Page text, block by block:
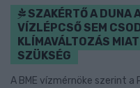
SZAKÉRTŐ A DUNA
VÍZLÉPCSŐ SEM
KLÍMAVÁLTOZÁS
SZÜKSÉG
A BME vízmérnöke szerint